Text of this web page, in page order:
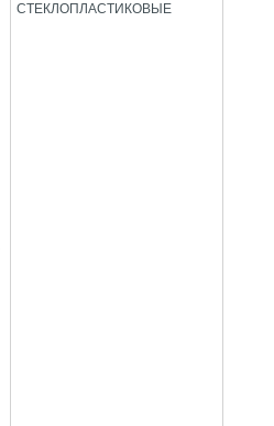
СТЕКЛОПЛАСТИКОВЫЕ